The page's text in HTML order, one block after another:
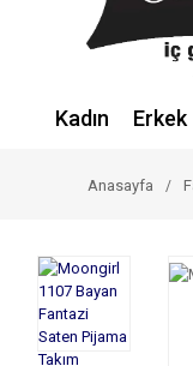
Kadın Erkek
Anasayfa